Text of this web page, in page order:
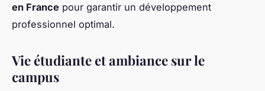
en France pour garantir un développement
professionnel optimal.
Vie étudiante et ambiance sur le
campus